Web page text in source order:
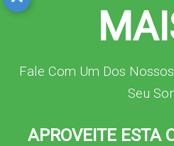
Fale Com Um Dos
Seu
APROVEITE ESTA